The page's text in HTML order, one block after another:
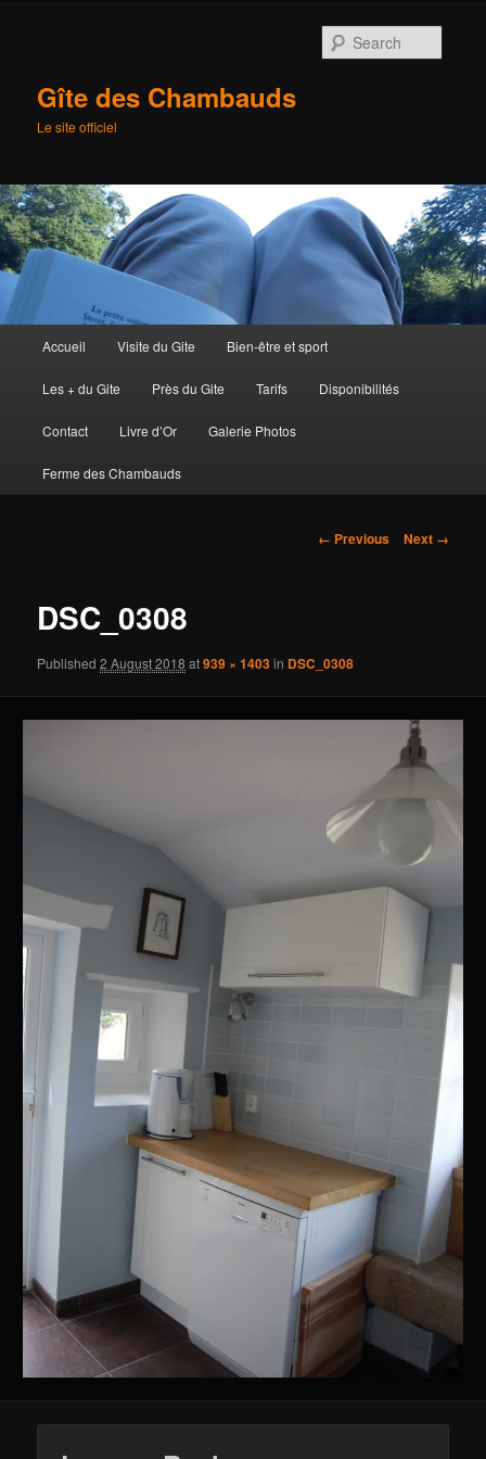
Gîte des Chambauds
Le site officiel
Skip
to
primary
Accueil Visite du Gite Bien-être et sport
Les + du Gite Près du Gite Tarifs Disponibilités
Contact Livre d’Or Galerie Photos
Ferme des Chambauds
Image
← Previous Next →
DSC_0308
Published2 August 2018 at939 × 1403in DSC_0308